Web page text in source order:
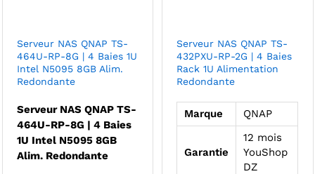
Serveur NAS QNAP TS-
464U-RP-8G | 4 Baies 1U
Intel N5095 8GB Alim.
Redondante
Serveur NAS QNAP TS-
464U-RP-8G | 4 Baies
1U Intel N5095 8GB
Alim. Redondante
Serveur NAS QNAP TS-
432PXU-RP-2G | 4 Baies
Rack 1U Alimentation
Redondante
Marque QNAP
Garantie
12 mois
YouShop
DZ